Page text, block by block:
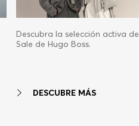
Descubra la selección activa de
Sale de Hugo Boss.
DESCUBRE MÁS